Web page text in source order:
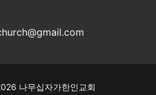
나무십자가한인교회